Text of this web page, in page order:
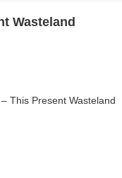
Wasteland